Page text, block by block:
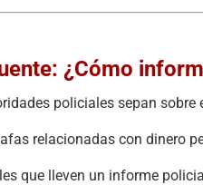
¿Cómo
policiales sepan
relacionadas con dinero
que lleven un informe